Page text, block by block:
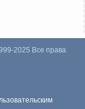
2025 Все права